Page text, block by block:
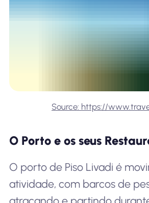
Source: https://
O Porto e os seus
O porto de Piso Livadi é
atividade, com barcos de